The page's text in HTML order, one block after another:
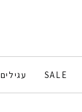
SALE עגילים